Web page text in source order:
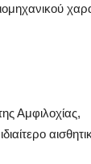
Αμφιλοχίας,